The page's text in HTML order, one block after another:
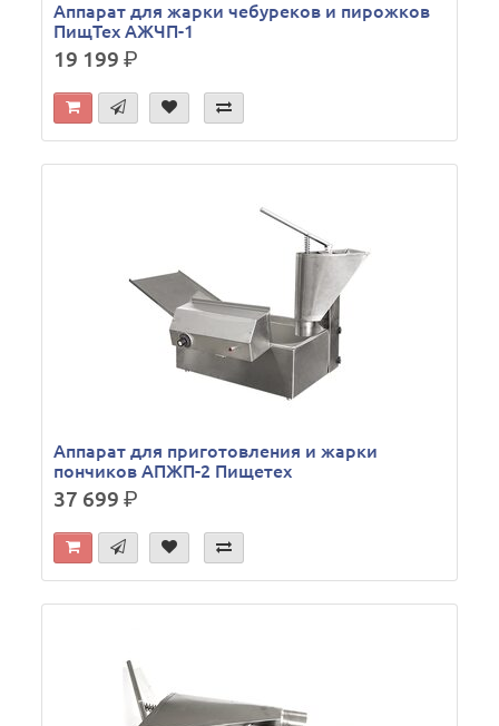
Аппарат для жарки чебуреков и пирожков
ПищТех АЖЧП-1
19 199р.
Аппарат для приготовления и жарки
пончиков АПЖП-2 Пищетех
37 699р.